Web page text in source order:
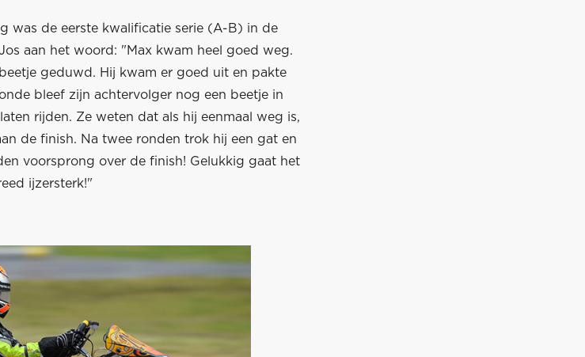
was de eerste kwalificatie serie (A-B) in de
aan het woord: "Max kwam heel goed weg.
geduwd. Hij kwam er goed uit en pakte
bleef zijn achtervolger nog een beetje in
rijden. Ze weten dat als hij eenmaal weg is,
de finish. Na twee ronden trok hij een gat en
voorsprong over de finish! Gelukkig gaat het
ijzersterk!"